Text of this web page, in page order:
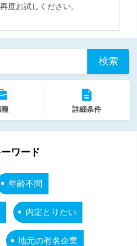
度お試しください。
検索
詳細条件
ワード
年齢不問
内定とりたい
地元の有名企業